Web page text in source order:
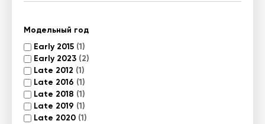
Модельный год
Early 2015 (1)
Early 2023 (2)
Late 2012 (1)
Late 2016 (1)
Late 2018 (1)
Late 2019 (1)
Late 2020 (1)